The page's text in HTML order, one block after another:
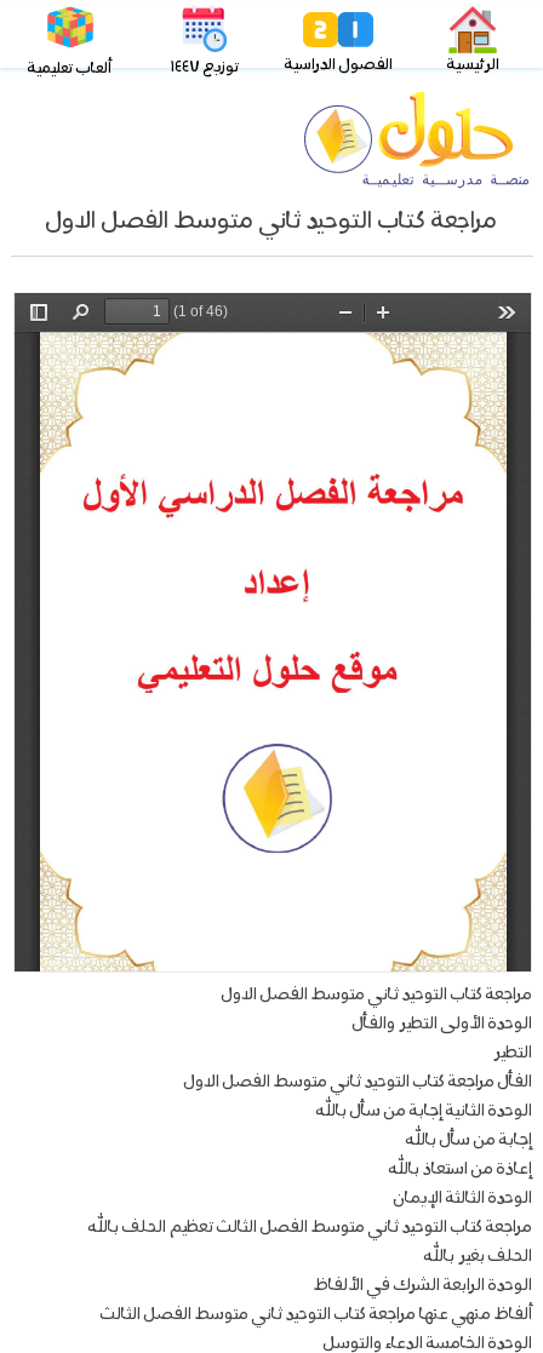
الرئيسية الفصول الدراسية توزيع ١٤٤٧ ألعاب تعليمية
مراجعة كتاب التوحيد ثاني متوسط الفصل الاول
مراجعة كتاب التوحيد ثاني متوسط الفصل الاول
الوحدة الأولى التطير والفأل
التطير
الفأل مراجعة كتاب التوحيد ثاني متوسط الفصل الاول
الوحدة الثانية إجابة من سأل بالله
إجابة من سأل بالله
إعاذة من استعاذ بالله
الوحدة الثالثة الإيمان
مراجعة كتاب التوحيد ثاني متوسط الفصل الثالث تعظيم الحلف بالله
الحلف بغير بالله
الوحدة الرابعة الشرك في الألفاظ
ألفاظ منهي عنها مراجعة كتاب التوحيد ثاني متوسط الفصل الثالث
الوحدة الخامسة الدعاء والتوسل